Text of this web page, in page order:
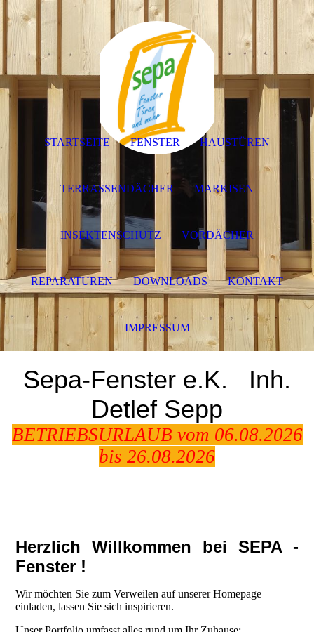
Sepa-Fenster e.K. Inh.
Detlef Sepp
BETRIEBSURLAUB vom 06.08.2026
bis 26.08.2026
Herzlich Willkommen bei SEPA -
Fenster !
Wir möchten Sie zum Verweilen auf unserer Homepage
einladen, lassen Sie sich inspirieren.
STARTSEITE FENSTER HAUSTÜREN
TERRASSENDÄCHER MARKISEN
INSEKTENSCHUTZ VORDÄCHER
REPARATUREN DOWNLOADS KONTAKT
IMPRESSUM